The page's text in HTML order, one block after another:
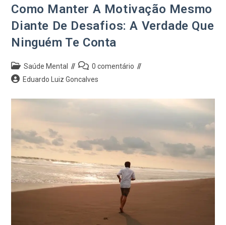
Como Manter A Motivação Mesmo
Diante De Desafios: A Verdade Que
Ninguém Te Conta
Saúde Mental
0 comentário
Eduardo Luiz Goncalves